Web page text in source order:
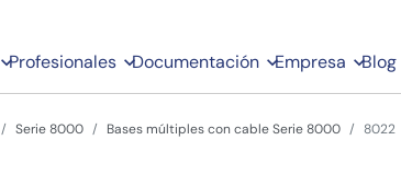
Profesionales Documentación Empresa Blog
Serie 8000 Bases múltiples con cable Serie 8000 8022